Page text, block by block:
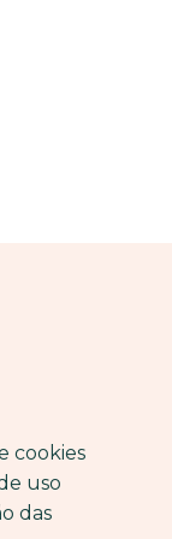
cookies
uso
das